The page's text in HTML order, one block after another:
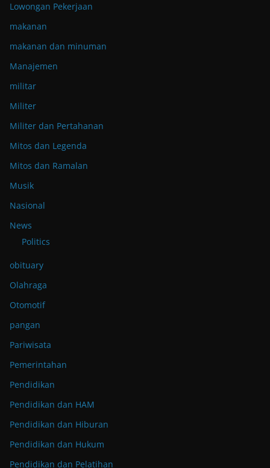
Lowongan Pekerjaan
makanan
makanan dan minuman
Manajemen
militar
Militer
Militer dan Pertahanan
Mitos dan Legenda
Mitos dan Ramalan
Musik
Nasional
News
Politics
obituary
Olahraga
Otomotif
pangan
Pariwisata
Pemerintahan
Pendidikan
Pendidikan dan HAM
Pendidikan dan Hiburan
Pendidikan dan Hukum
Pendidikan dan Pelatihan